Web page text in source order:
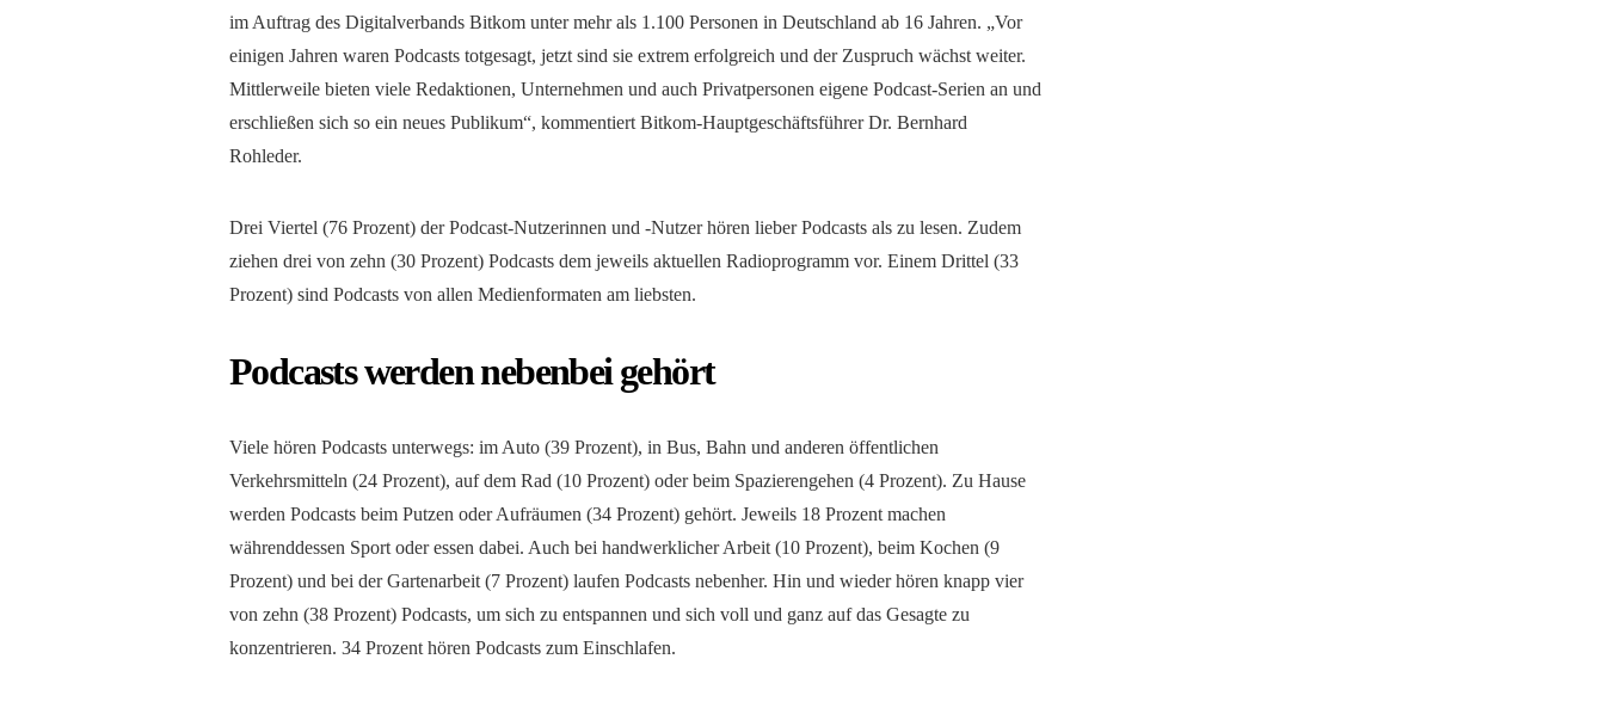
im Auftrag des Digitalverbands Bitkom unter mehr als 1.100 Personen in Deutschland ab 16 Jahren. „Vor
einigen Jahren waren Podcasts totgesagt, jetzt sind sie extrem erfolgreich und der Zuspruch wächst weiter.
Mittlerweile bieten viele Redaktionen, Unternehmen und auch Privatpersonen eigene Podcast-Serien an und
erschließen sich so ein neues Publikum“, kommentiert Bitkom-Hauptgeschäftsführer Dr. Bernhard
Rohleder.
Drei Viertel (76 Prozent) der Podcast-Nutzerinnen und -Nutzer hören lieber Podcasts als zu lesen. Zudem
ziehen drei von zehn (30 Prozent) Podcasts dem jeweils aktuellen Radioprogramm vor. Einem Drittel (33
Prozent) sind Podcasts von allen Medienformaten am liebsten.
Podcasts werden nebenbei gehört
Viele hören Podcasts unterwegs: im Auto (39 Prozent), in Bus, Bahn und anderen öffentlichen
Verkehrsmitteln (24 Prozent), auf dem Rad (10 Prozent) oder beim Spazierengehen (4 Prozent). Zu Hause
werden Podcasts beim Putzen oder Aufräumen (34 Prozent) gehört. Jeweils 18 Prozent machen
währenddessen Sport oder essen dabei. Auch bei handwerklicher Arbeit (10 Prozent), beim Kochen (9
Prozent) und bei der Gartenarbeit (7 Prozent) laufen Podcasts nebenher. Hin und wieder hören knapp vier
von zehn (38 Prozent) Podcasts, um sich zu entspannen und sich voll und ganz auf das Gesagte zu
konzentrieren. 34 Prozent hören Podcasts zum Einschlafen.